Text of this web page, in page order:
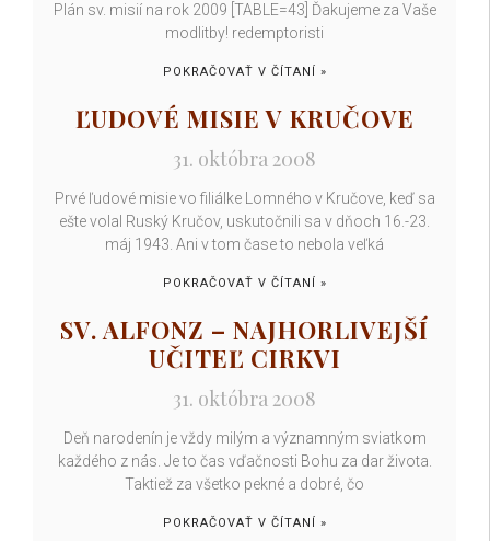
Plán sv. misií na rok 2009 [TABLE=43] Ďakujeme za Vaše
modlitby! redemptoristi
POKRAČOVAŤ V ČÍTANÍ »
ĽUDOVÉ MISIE V KRUČOVE
31. októbra 2008
Prvé ľudové misie vo filiálke Lomného v Kručove, keď sa
ešte volal Ruský Kručov, uskutočnili sa v dňoch 16.-23.
máj 1943. Ani v tom čase to nebola veľká
POKRAČOVAŤ V ČÍTANÍ »
SV. ALFONZ – NAJHORLIVEJŠÍ
UČITEĽ CIRKVI
31. októbra 2008
Deň narodenín je vždy milým a významným sviatkom
každého z nás. Je to čas vďačnosti Bohu za dar života.
Taktiež za všetko pekné a dobré, čo
POKRAČOVAŤ V ČÍTANÍ »